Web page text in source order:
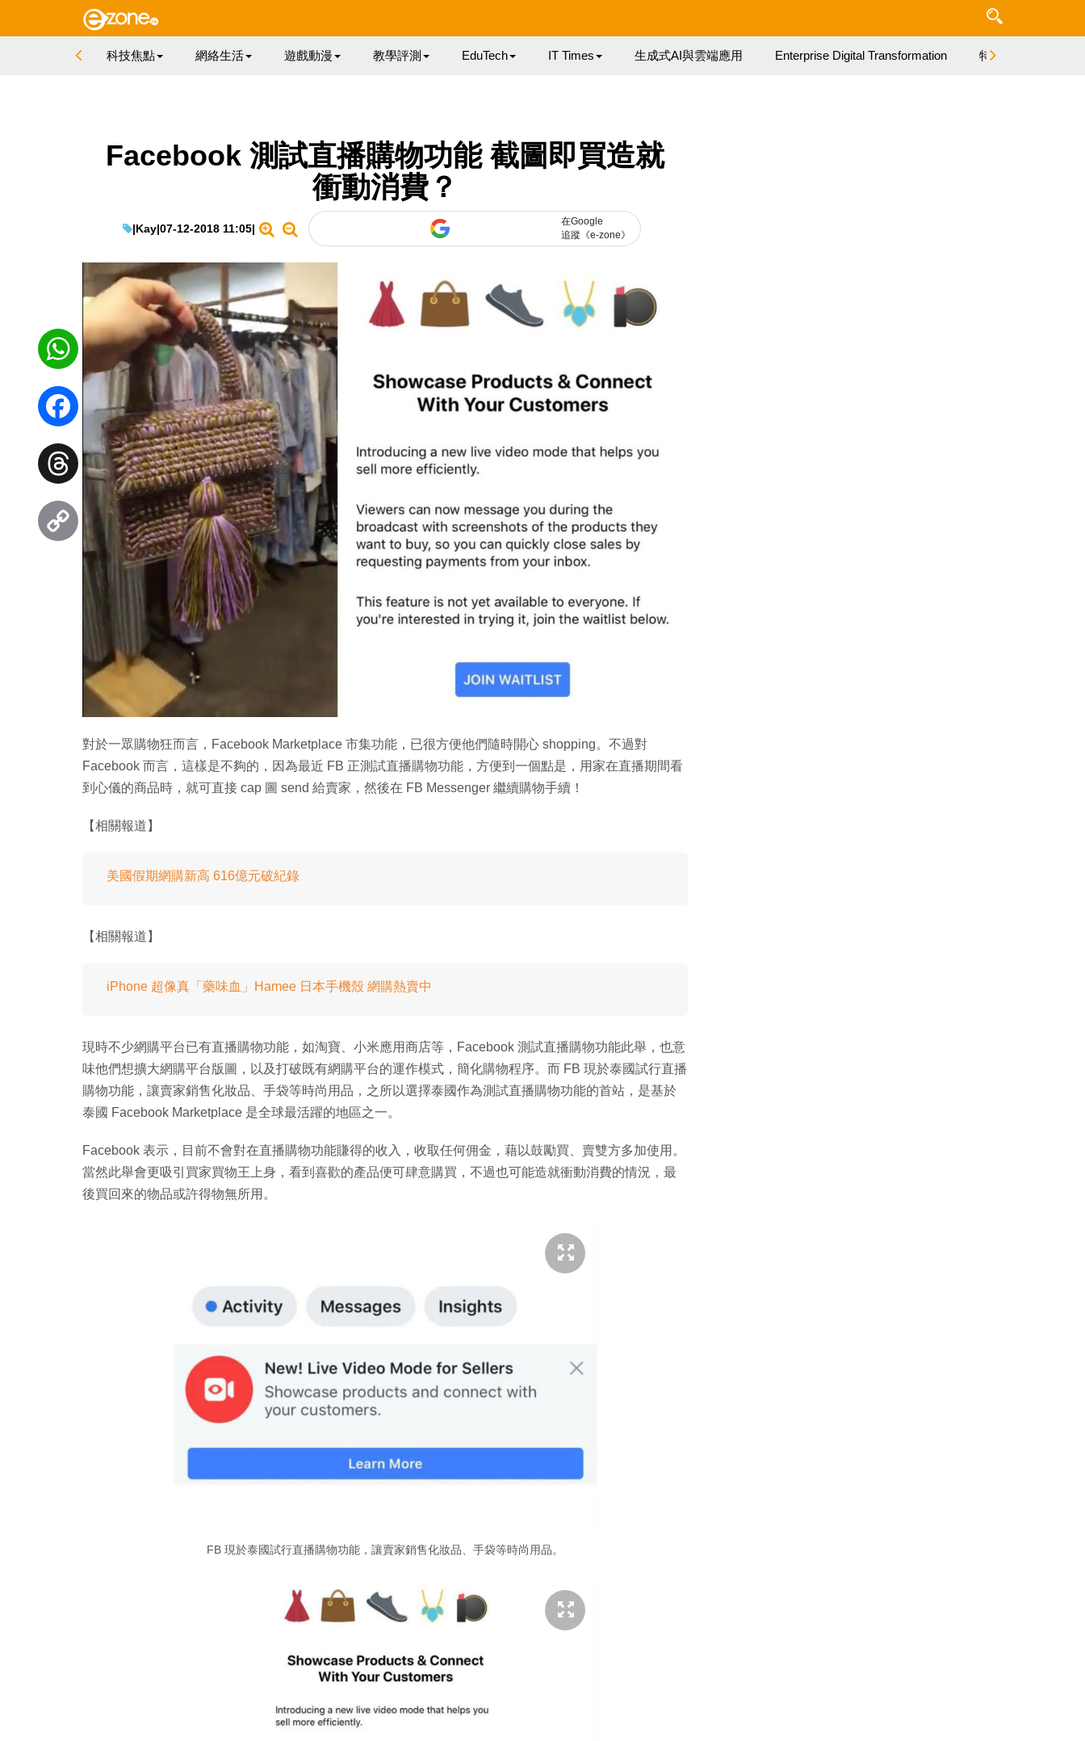
科技焦點 網絡生活 遊戲動漫 教學評測 EduTech IT Times 生成式AI與雲端應用 Enterprise Digital Transformation 特集
Facebook 測試直播購物功能 截圖即買造就
衝動消費？
|Kay|07-12-2018 11:05|
在Google
追蹤《e-zone》
對於一眾購物狂而言，Facebook Marketplace 市集功能，已很方便他們隨時開心 shopping。不過對
Facebook 而言，這樣是不夠的，因為最近 FB 正測試直播購物功能，方便到一個點是，用家在直播期間看
到心儀的商品時，就可直接 cap 圖 send 給賣家，然後在 FB Messenger 繼續購物手續！
【相關報道】
美國假期網購新高 616億元破紀錄
【相關報道】
iPhone 超像真「藥味血」Hamee 日本手機殼 網購熱賣中
現時不少網購平台已有直播購物功能，如淘寶、小米應用商店等，Facebook 測試直播購物功能此舉，也意
味他們想擴大網購平台版圖，以及打破既有網購平台的運作模式，簡化購物程序。而 FB 現於泰國試行直播
購物功能，讓賣家銷售化妝品、手袋等時尚用品，之所以選擇泰國作為測試直播購物功能的首站，是基於
泰國 Facebook Marketplace 是全球最活躍的地區之一。
Facebook 表示，目前不會對在直播購物功能賺得的收入，收取任何佣金，藉以鼓勵買、賣雙方多加使用。
當然此舉會更吸引買家買物王上身，看到喜歡的產品便可肆意購買，不過也可能造就衝動消費的情況，最
後買回來的物品或許得物無所用。
FB 現於泰國試行直播購物功能，讓賣家銷售化妝品、手袋等時尚用品。
WhatsApp
Facebook
Threads
Copy